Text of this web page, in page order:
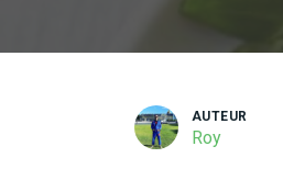
AUTEUR
Roy